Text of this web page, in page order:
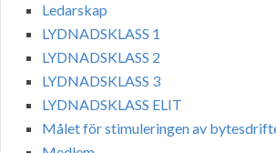
Ledarskap
LYDNADSKLASS 1
LYDNADSKLASS 2
LYDNADSKLASS 3
LYDNADSKLASS ELIT
Målet för stimuleringen av